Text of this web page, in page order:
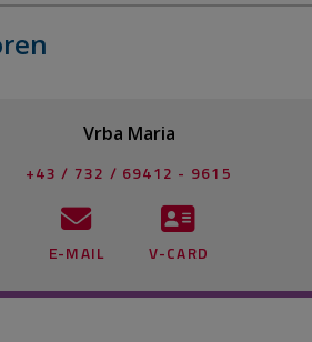
Vrba Maria
+43 / 732 / 69412 - 9615
E-MAIL V-CARD